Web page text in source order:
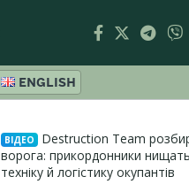
ENGLISH
ВІДЕО
Destruction Team
ворога: прикордонники нищать
техніку й логістику окупантів